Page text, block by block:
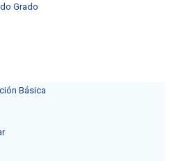
Grado
Básica